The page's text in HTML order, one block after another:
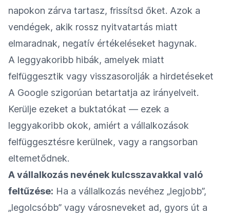
napokon zárva tartasz, frissítsd őket. Azok a
vendégek, akik rossz nyitvatartás miatt
elmaradnak, negatív értékeléseket hagynak.
A leggyakoribb hibák, amelyek miatt
felfüggesztik vagy visszasorolják a hirdetéseket
A Google szigorúan betartatja az irányelveit.
Kerülje ezeket a buktatókat — ezek a
leggyakoribb okok, amiért a vállalkozások
felfüggesztésre kerülnek, vagy a rangsorban
eltemetődnek.
A vállalkozás nevének kulcsszavakkal való
feltűzése: Ha a vállalkozás nevéhez „legjobb”,
„legolcsóbb” vagy városneveket ad, gyors út a